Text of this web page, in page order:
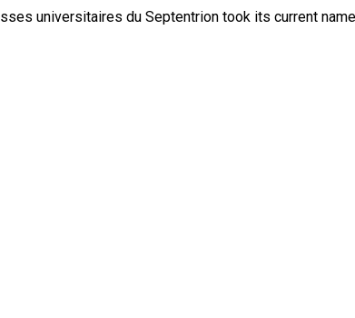
universitaires du Septentrion took its current